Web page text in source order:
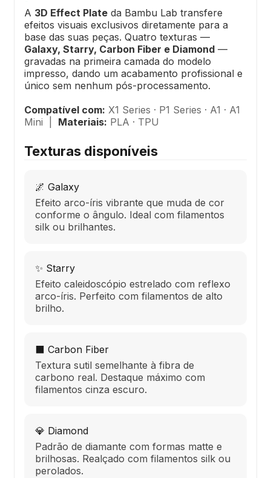
A 3D Effect Plate da Bambu Lab transfere
efeitos visuais exclusivos diretamente para a
base das suas peças. Quatro texturas —
Galaxy, Starry, Carbon Fiber e Diamond —
gravadas na primeira camada do modelo
impresso, dando um acabamento profissional e
único sem nenhum pós-processamento.
Compatível com: X1 Series · P1 Series · A1 · A1
Mini | Materiais: PLA · TPU
Texturas disponíveis
🌌 Galaxy
Efeito arco-íris vibrante que muda de cor
conforme o ângulo. Ideal com filamentos
silk ou brilhantes.
✨ Starry
Efeito caleidoscópio estrelado com reflexo
arco-íris. Perfeito com filamentos de alto
brilho.
⬛ Carbon Fiber
Textura sutil semelhante à fibra de
carbono real. Destaque máximo com
filamentos cinza escuro.
💎 Diamond
Padrão de diamante com formas matte e
brilhosas. Realçado com filamentos silk ou
perolados.